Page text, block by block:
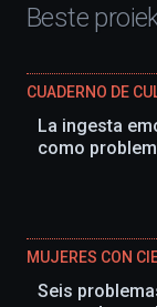
Beste
CUADERNO DE
La ingesta
como
MUJERES CON
Seis